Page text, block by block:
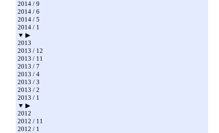
2014 / 9
2014 / 6
2014 / 5
2014 / 1
▼ ▶
2013
2013 / 12
2013 / 11
2013 / 7
2013 / 4
2013 / 3
2013 / 2
2013 / 1
▼ ▶
2012
2012 / 11
2012 / 1